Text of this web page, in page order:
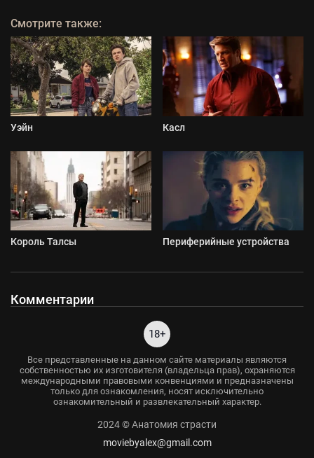
Смотрите также:
Уэйн Касл
Король Талсы Периферийные устройства
Комментарии
18+
Все представленные на данном сайте материалы являются
собственностью их изготовителя (владельца прав), охраняются
международными правовыми конвенциями и предназначены
только для ознакомления, носят исключительно
ознакомительный и развлекательный характер.
2024 © Анатомия страсти
moviebyalex@gmail.com